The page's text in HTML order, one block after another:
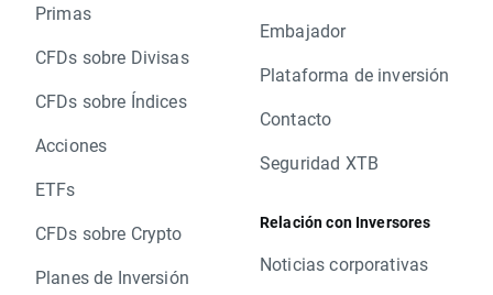
Primas
CFDs sobre Divisas
CFDs sobre Índices
Acciones
ETFs
CFDs sobre Crypto
Planes de Inversión
Embajador
Plataforma de inversión
Contacto
Seguridad XTB
Relación con Inversores
Noticias corporativas